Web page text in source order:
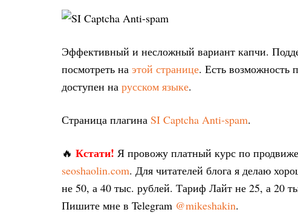
Эффективный и несложный вариант капчи.
посмотреть на этой странице. Есть возможность
доступен на русском языке.
Страница плагина SI Captcha Anti-spam.
🔥 Кстати! Я провожу платный курс по
seoshaolin.com. Для читателей блога я делаю
не 50, а 40 тыс. рублей. Тариф Лайт не 25, а 20
Пишите мне в Telegram @mikeshakin.